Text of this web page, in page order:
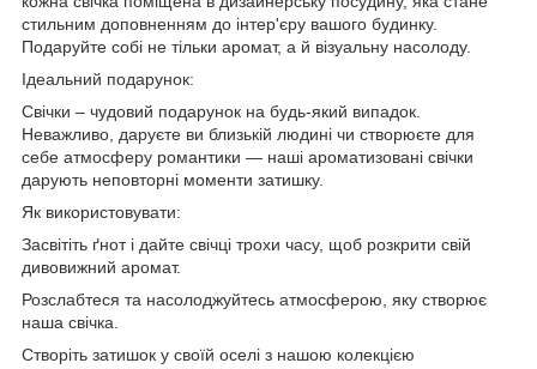
стильним доповненням до інтер'єру вашого будинку.
Подаруйте собі не тільки аромат, а й візуальну насолоду.
Ідеальний подарунок:
Свічки – чудовий подарунок на будь-який випадок.
Неважливо, даруєте ви близькій людині чи створюєте для
себе атмосферу романтики — наші ароматизовані свічки
дарують неповторні моменти затишку.
Як використовувати:
Засвітіть ґнот і дайте свічці трохи часу, щоб розкрити свій
дивовижний аромат.
Розслабтеся та насолоджуйтесь атмосферою, яку створює
наша свічка.
Створіть затишок у своїй оселі з нашою колекцією